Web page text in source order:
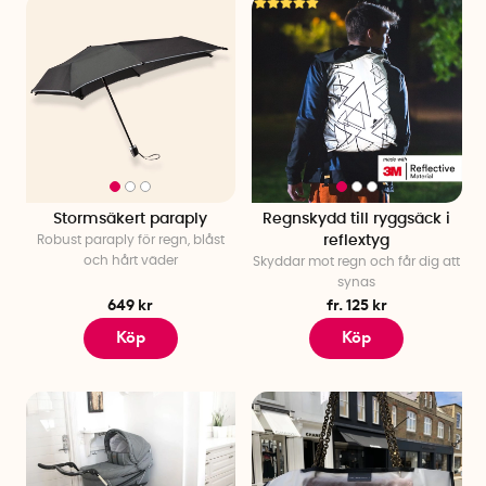
regnskydd som håller dina ägodelar torra. Samtliga produkter
i vårt sortiment är noggrant testade och utformade för att ge
dig bästa möjliga skydd och bekvämlighet, så att du kan
njuta av utomhusaktiviteter oavsett väder. Förbered dig för
väderomslag!
Stormsäkert paraply
Robust paraply för regn, blåst
och hårt väder
649 kr
Köp
Regnskydd till ryggsäck i
reflextyg
Skyddar mot regn och får dig att
synas
fr. 125 kr
Köp